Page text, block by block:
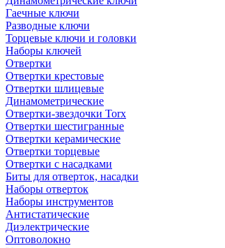
Гаечные ключи
Разводные ключи
Торцевые ключи и головки
Наборы ключей
Отвертки
Отвертки крестовые
Отвертки шлицевые
Динамометрические
Отвертки-звездочки Torx
Отвертки шестигранные
Отвертки керамические
Отвертки торцевые
Отвертки с насадками
Биты для отверток, насадки
Наборы отверток
Наборы инструментов
Антистатические
Диэлектрические
Оптоволокно